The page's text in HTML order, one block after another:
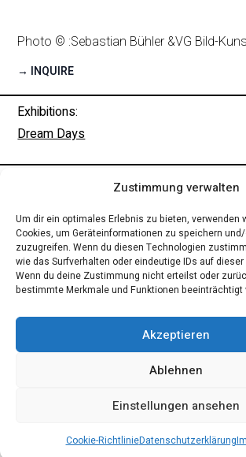
Zustimmung verwalten
Um dir ein optimales Erlebnis zu bieten, verwenden
Cookies, um Geräteinformationen zu speichern
zuzugreifen. Wenn du diesen Technologien
wie das Surfverhalten oder eindeutige IDs auf
Wenn du deine Zustimmung nicht erteilst oder
bestimmte Merkmale und Funktionen beeinträchtigt
Akzeptieren
Ablehnen
Einstellungen ansehen
Cookie-RichtlinieDatenschutzerklärung
Photo © :Sebastian Bühler &VG Bild-
→ INQUIRE
Exhibitions:
Dream Days
IMPRESSUM